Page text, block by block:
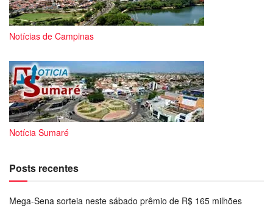
Notícias de Campinas
Notícia Sumaré
Posts recentes
Mega-Sena sorteia neste sábado prêmio de R$ 165 milhões